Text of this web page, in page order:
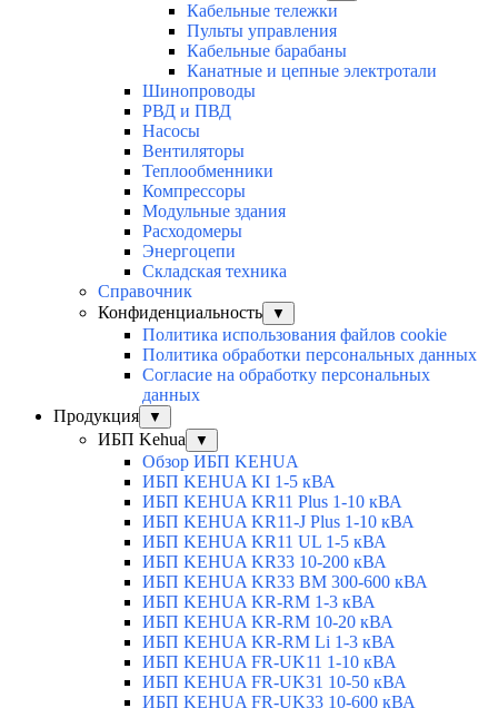
Кабельные тележки
Пульты управления
Кабельные барабаны
Канатные и цепные электротали
Шинопроводы
РВД и ПВД
Насосы
Вентиляторы
Теплообменники
Компрессоры
Модульные здания
Расходомеры
Энергоцепи
Складская техника
Справочник
Конфиденциальность
▼
Политика использования файлов cookie
Политика обработки персональных данных
Согласие на обработку персональных
данных
Продукция
▼
ИБП Kehua ▼
Обзор ИБП KEHUA
ИБП KEHUA KI 1-5 кВА
ИБП KEHUA KR11 Plus 1-10 кВА
ИБП KEHUA KR11-J Plus 1-10 кВА
ИБП KEHUA KR11 UL 1-5 кВА
ИБП KEHUA KR33 10-200 кВА
ИБП KEHUA KR33 BM 300-600 кВА
ИБП KEHUA KR-RM 1-3 кВА
ИБП KEHUA KR-RM 10-20 кВА
ИБП KEHUA KR-RM Li 1-3 кВА
ИБП KEHUA FR-UK11 1-10 кВА
ИБП KEHUA FR-UK31 10-50 кВА
ИБП KEHUA FR-UK33 10-600 кВА